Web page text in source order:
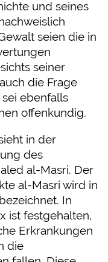
und seines
seien die in
seiner
die Frage
ebenfalls
offenkundig.
in der
des
al-Masri. Der
al-Masri wird in
In
ist festgehalten,
Erkrankungen
die